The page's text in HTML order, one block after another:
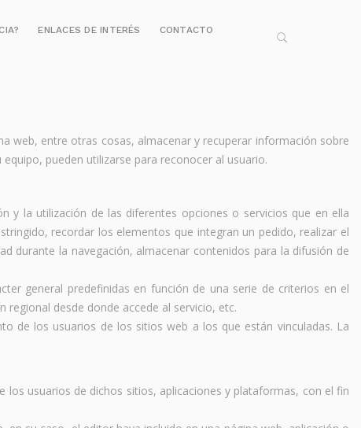
ENLACES DE INTERÉS CONTACTO
web, entre otras cosas, almacenar y recuperar información sobre
pueden utilizarse para reconocer al usuario.
y la utilización de las diferentes opciones o servicios que en ella
recordar los elementos que integran un pedido, realizar el
durante la navegación, almacenar contenidos para la difusión de
general predefinidas en función de una serie de criterios en el
desde donde accede al servicio, etc.
de los usuarios de los sitios web a los que están vinculadas. La
usuarios de dichos sitios, aplicaciones y plataformas, con el fin